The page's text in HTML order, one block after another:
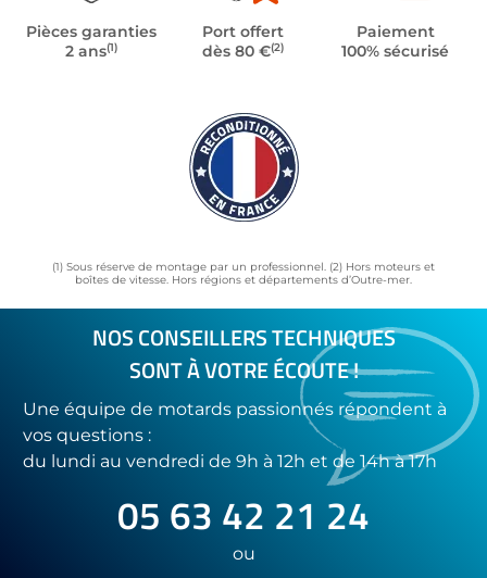
Pièces garanties
2 ans(1)
Port offert
dès 80 €(2)
Paiement
100% sécurisé
(1) Sous réserve de montage par un professionnel. (2) Hors moteurs et
boîtes de vitesse. Hors régions et départements d’Outre-mer.
NOS CONSEILLERS TECHNIQUES
SONT À VOTRE ÉCOUTE !
Une équipe de motards passionnés répondent à
vos questions :
du lundi au vendredi de 9h à 12h et de 14h à 17h
05 63 42 21 24
ou